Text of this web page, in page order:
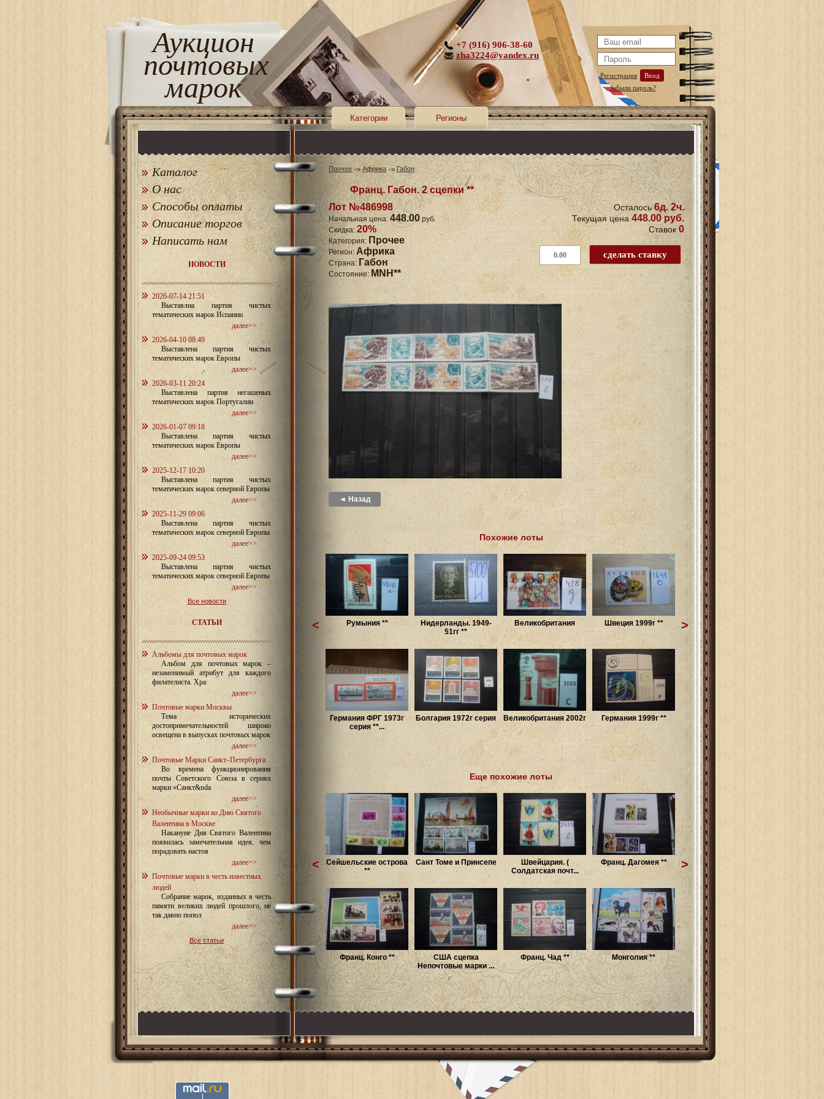
Аукцион
почтовых
марок Регистрация
Вход
Забыли пароль?
+7 (916) 906-38-60
zha3224@yandex.ru
Категории Регионы
Каталог
О нас
Способы оплаты
Описание торгов
Написать нам
НОВОСТИ
2026-07-14 21:51
Выставлна партия чистых
тематических марок Испании
далее>>
2026-04-10 08:49
Выставлена партия чистых
тематических марок Европы
далее>>
2026-03-11 20:24
Выставлена партия негашеных
тематических марок Португалии
далее>>
2026-01-07 09:18
Выставлена партия чистых
тематических марок Европы
далее>>
2025-12-17 10:20
Выставлена партия чистых
тематических марок северной Европы
далее>>
2025-11-29 09:06
Выставлена партия чистых
тематических марок северной Европы
далее>>
2025-09-24 09:53
Выставлена партия чистых
тематических марок северной Европы
далее>>
Все новости
СТАТЬИ
Альбомы для почтовых марок
Альбом для почтовых марок –
незаменимый атрибут для каждого
филателиста. Хра
далее>>
Почтовые марки Москвы
Тема исторических
достопримечательностей широко
освещена в выпусках почтовых марок
далее>>
Почтовые Марки Санкт–Петербурга
Во времена функционирования
почты Советского Союза в сериях
марки «Санкт&nda
далее>>
Необычные марки ко Дню Святого
Валентина в Москве
Накануне Дня Святого Валентина
появилась замечательная идея, чем
порадовать настоя
далее>>
Почтовые марки в честь известных
людей
Собрание марок, изданных в честь
памяти великих людей прошлого, не
так давно попол
далее>>
Все статьи
Прочее Африка Габон
Франц. Габон. 2 сцепки **
Лот №486998
Начальная цена: 448.00 руб.
Скидка: 20%
Категория: Прочее
Регион: Африка
Страна: Габон
Состояние: MNH**
Осталось6д. 2ч.
Текущая цена448.00 руб.
Ставок 0
◄ Назад
Похожие лоты
Румыния **
Нидерланды. 1949-
51гг **
Великобритания Швеция 1999г **
Германия ФРГ 1973г
серия **...
Болгария 1972г серия Великобритания 2002г Германия 1999г **
< >
Еще похожие лоты
Сейшельские острова
**
Сант Томе и Принсепе
Швейцария. (
Солдатская почт...
Франц. Дагомея **
Франц. Конго **
США сцепка
Непочтовые марки ...
Франц. Чад ** Монголия **
< >